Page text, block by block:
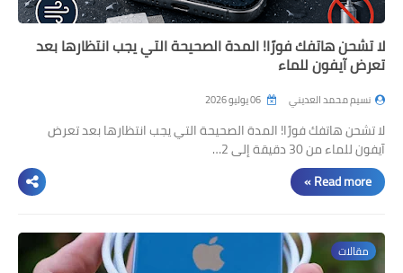
لا تشحن هاتفك فورًا! المدة الصحيحة التي يجب انتظارها بعد
تعرض آيفون للماء
نسيم محمد العديني
لا تشحن هاتفك فورًا! المدة الصحيحة التي يجب انتظارها بعد تعرض
آيفون للماء من 30 دقيقة إلى 2…
Read more »
مقالات